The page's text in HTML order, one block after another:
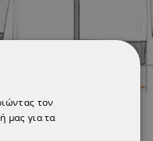
τον
μας για τα